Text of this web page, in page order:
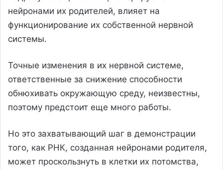
нейронами их родителей, влияет на
функционирование их собственной нервной
системы.
Точные изменения в их нервной системе,
ответственные за снижение способности
обнюхивать окружающую среду, неизвестны,
поэтому предстоит еще много работы.
Но это захватывающий шаг в демонстрации
того, как РНК, созданная нейронами родителя,
может проскользнуть в клетки их потомства,